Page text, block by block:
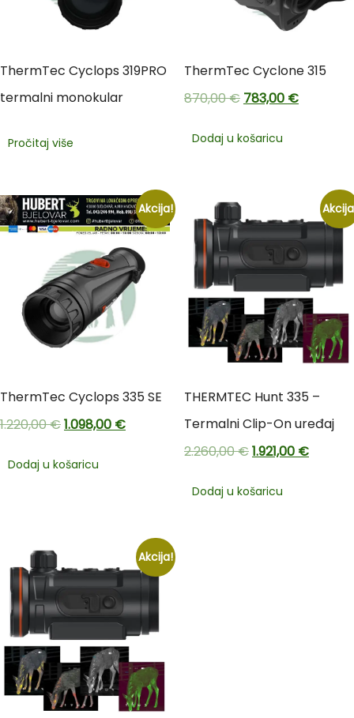
ThermTec Cyclops 319PRO
termalni monokular
Pročitaj više
ThermTec Cyclone 315
870,00€ 783,00 €
Dodaj u košaricu
Akcija!
ThermTec Cyclops 335 SE
1.220,00€1.098,00 €
Dodaj u košaricu
THERMTEC Hunt 335 –
Termalni Clip-On uređaj
2.260,00€1.921,00 €
Dodaj u košaricu
Akcija!